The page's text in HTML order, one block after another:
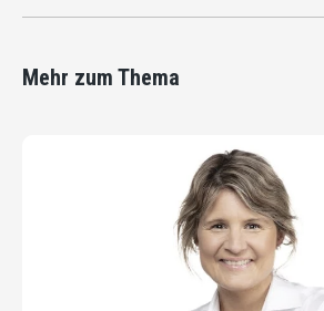
Mehr zum Thema